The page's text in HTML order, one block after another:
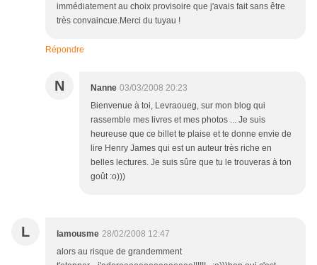
immédiatement au choix provisoire que j'avais fait sans être
très convaincue.Merci du tuyau !
Répondre
N Nanne 03/03/2008 20:23
Bienvenue à toi, Levraoueg, sur mon blog qui
rassemble mes livres et mes photos ... Je suis
heureuse que ce billet te plaise et te donne envie de
lire Henry James qui est un auteur très riche en
belles lectures. Je suis sûre que tu le trouveras à ton
goût :o)))
L lamousme 28/02/2008 12:47
alors au risque de grandemment